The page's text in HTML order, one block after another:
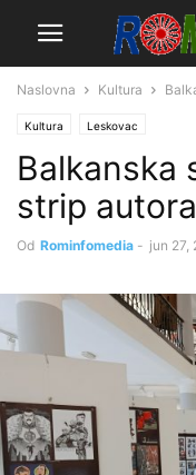
Naslovna Kultura
Kultura Leskovac
Balkanska
strip
Od Rominfomedia - jun 27,